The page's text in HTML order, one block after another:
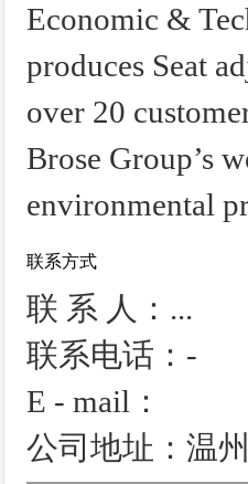
Economic &
produces Seat
over 20
Brose Group’s
environmental
联系方式
联 系 人：...
联系电话：-
E - mail：
公司地址：温